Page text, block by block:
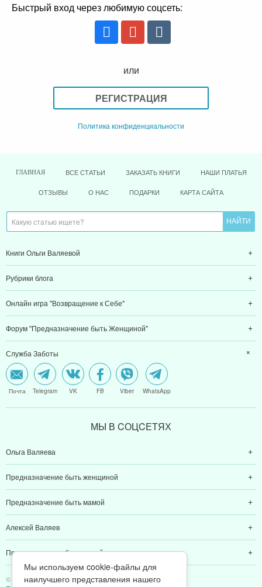
Быстрый вход через любимую соцсеть:
или
РЕГИСТРАЦИЯ
Политика конфиденциальности
ГЛАВНАЯ ВСЕ СТАТЬИ ЗАКАЗАТЬ КНИГИ НАШИ ПЛАТЬЯ
ОТЗЫВЫ О НАС ПОДАРКИ КАРТА САЙТА
Книги Ольги Валяевой
Рубрики блога
Онлайн игра "Возвращение к Себе"
Форум "Предназначение быть Женщиной"
Служба Заботы
Почта Telegram VK FB Viber WhatsApp
МЫ В CОЦCЕТЯХ
Ольга Валяева
Предназначение быть женщиной
Предназначение быть мамой
Алексей Валяев
Предназначение быть папой
© 2011-2026 Предназначение быть Женщиной
Мы используем cookie-файлы для
наилучшего представления нашего